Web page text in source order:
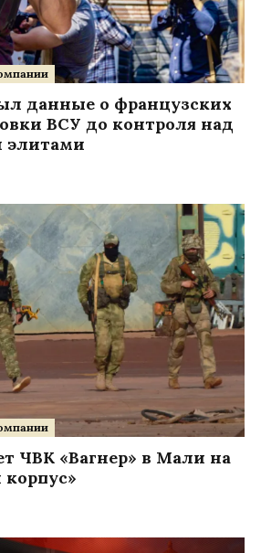
данные о французских
ВСУ до контроля над
элитами
ЧВК «Вагнер» в Мали на